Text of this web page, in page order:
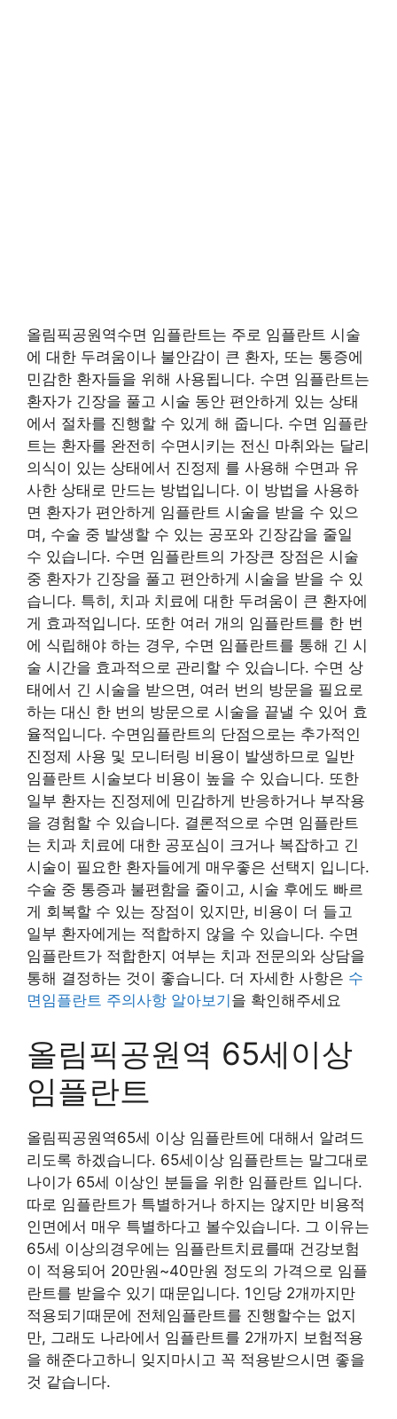
올림픽공원역수면 임플란트는 주로 임플란트 시술
에 대한 두려움이나 불안감이 큰 환자, 또는 통증에
민감한 환자들을 위해 사용됩니다. 수면 임플란트는
환자가 긴장을 풀고 시술 동안 편안하게 있는 상태
에서 절차를 진행할 수 있게 해 줍니다. 수면 임플란
트는 환자를 완전히 수면시키는 전신 마취와는 달리
의식이 있는 상태에서 진정제 를 사용해 수면과 유
사한 상태로 만드는 방법입니다. 이 방법을 사용하
면 환자가 편안하게 임플란트 시술을 받을 수 있으
며, 수술 중 발생할 수 있는 공포와 긴장감을 줄일
수 있습니다. 수면 임플란트의 가장큰 장점은 시술
중 환자가 긴장을 풀고 편안하게 시술을 받을 수 있
습니다. 특히, 치과 치료에 대한 두려움이 큰 환자에
게 효과적입니다. 또한 여러 개의 임플란트를 한 번
에 식립해야 하는 경우, 수면 임플란트를 통해 긴 시
술 시간을 효과적으로 관리할 수 있습니다. 수면 상
태에서 긴 시술을 받으면, 여러 번의 방문을 필요로
하는 대신 한 번의 방문으로 시술을 끝낼 수 있어 효
율적입니다. 수면임플란트의 단점으로는 추가적인
진정제 사용 및 모니터링 비용이 발생하므로 일반
임플란트 시술보다 비용이 높을 수 있습니다. 또한
일부 환자는 진정제에 민감하게 반응하거나 부작용
을 경험할 수 있습니다. 결론적으로 수면 임플란트
는 치과 치료에 대한 공포심이 크거나 복잡하고 긴
시술이 필요한 환자들에게 매우좋은 선택지 입니다.
수술 중 통증과 불편함을 줄이고, 시술 후에도 빠르
게 회복할 수 있는 장점이 있지만, 비용이 더 들고
일부 환자에게는 적합하지 않을 수 있습니다. 수면
임플란트가 적합한지 여부는 치과 전문의와 상담을
통해 결정하는 것이 좋습니다. 더 자세한 사항은 수
면임플란트 주의사항 알아보기 을 확인해주세요
올림픽공원역 65세이상
임플란트
올림픽공원역65세 이상 임플란트에 대해서 알려드
리도록 하겠습니다. 65세이상 임플란트는 말그대로
나이가 65세 이상인 분들을 위한 임플란트 입니다.
따로 임플란트가 특별하거나 하지는 않지만 비용적
인면에서 매우 특별하다고 볼수있습니다. 그 이유는
65세 이상의경우에는 임플란트치료를때 건강보험
이 적용되어 20만원~40만원 정도의 가격으로 임플
란트를 받을수 있기 때문입니다. 1인당 2개까지만
적용되기때문에 전체임플란트를 진행할수는 없지
만, 그래도 나라에서 임플란트를 2개까지 보험적용
을 해준다고하니 잊지마시고 꼭 적용받으시면 좋을
것 같습니다.